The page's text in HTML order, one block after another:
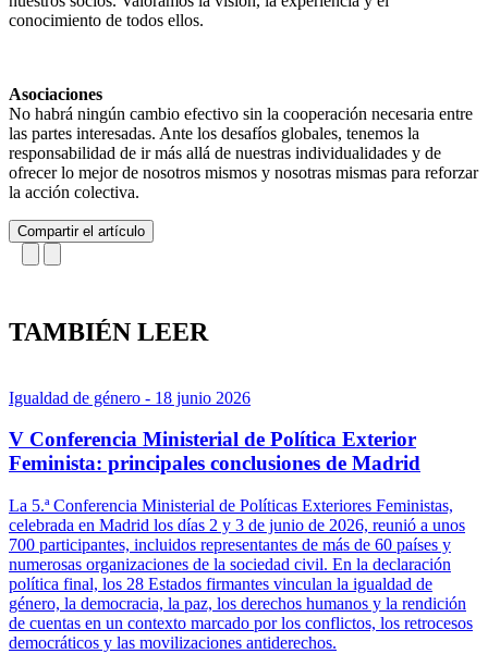
conocimiento de todos ellos.
Asociaciones
No habrá ningún cambio efectivo sin la cooperación necesaria entre
las partes interesadas. Ante los desafíos globales, tenemos la
responsabilidad de ir más allá de nuestras individualidades y de
ofrecer lo mejor de nosotros mismos y nosotras mismas para reforzar
la acción colectiva.
Compartir el artículo
TAMBIÉN LEER
Igualdad de género - 18 junio 2026
V Conferencia Ministerial de Política Exterior
Feminista: principales conclusiones de Madrid
La 5.ª Conferencia Ministerial de Políticas Exteriores Feministas,
celebrada en Madrid los días 2 y 3 de junio de 2026, reunió a unos
700 participantes, incluidos representantes de más de 60 países y
numerosas organizaciones de la sociedad civil. En la declaración
política final, los 28 Estados firmantes vinculan la igualdad de
género, la democracia, la paz, los derechos humanos y la rendición
de cuentas en un contexto marcado por los conflictos, los retrocesos
democráticos y las movilizaciones antiderechos.